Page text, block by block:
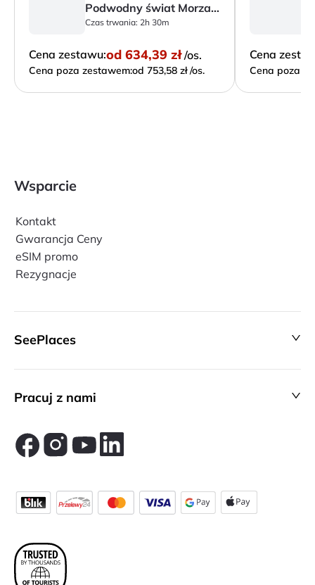
Podwodny świat Morza Czerwonego
Czas trwania: 2h 30m
Cena zestawu:od 634,39 zł /os.
Cena poza zestawem:od 753,58 zł /os.
Cena
Cena poza
Wsparcie
Kontakt
Gwarancja Ceny
eSIM promo
Rezygnacje
SeePlaces
Pracuj z nami